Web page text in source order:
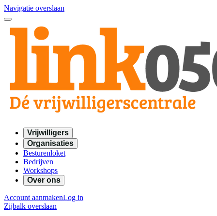
Navigatie overslaan
Vrijwilligers
Organisaties
Besturenloket
Bedrijven
Workshops
Over ons
Account aanmakenLog in
Zijbalk overslaan